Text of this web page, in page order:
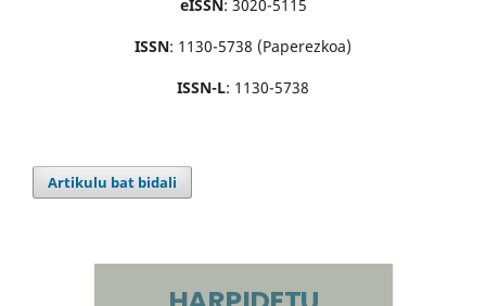
eISSN: 3020-5115
ISSN: 1130-5738 (Paperezkoa)
ISSN-L: 1130-5738
Artikulu bat bidali